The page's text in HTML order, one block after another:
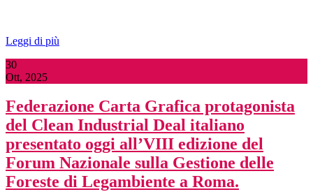
Leggi di più
30
Ott, 2025
Federazione Carta Grafica protagonista
del Clean Industrial Deal italiano
presentato oggi all’VIII edizione del
Forum Nazionale sulla Gestione delle
Foreste di Legambiente a Roma.